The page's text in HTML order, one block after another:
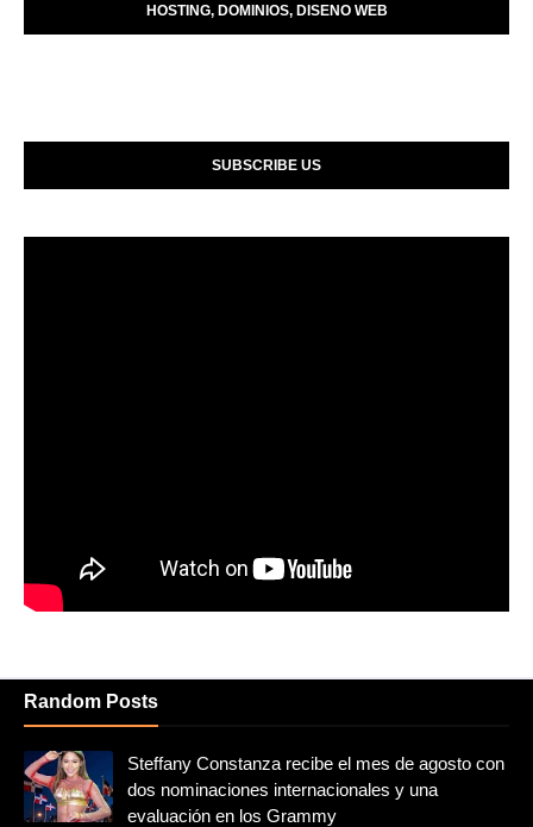
HOSTING, DOMINIOS, DISENO WEB
SUBSCRIBE US
Random Posts
Steffany Constanza recibe el mes de agosto con
dos nominaciones internacionales y una
evaluación en los Grammy